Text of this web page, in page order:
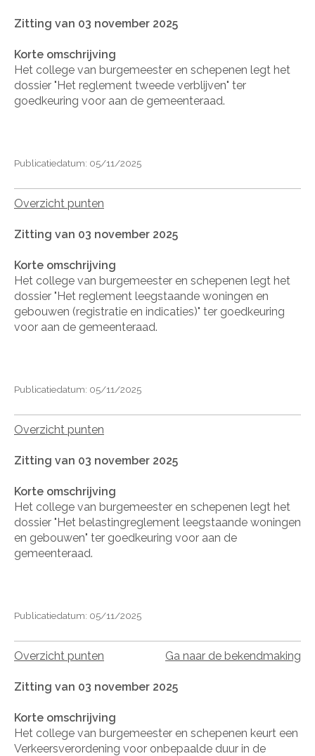
Zitting van 03 november 2025
Korte omschrijving
Het college van burgemeester en schepenen legt het
dossier "Het reglement tweede verblijven" ter
goedkeuring voor aan de gemeenteraad.
Publicatiedatum: 05/11/2025
Overzicht punten
Zitting van 03 november 2025
Korte omschrijving
Het college van burgemeester en schepenen legt het
dossier "Het reglement leegstaande woningen en
gebouwen (registratie en indicaties)" ter goedkeuring
voor aan de gemeenteraad.
Publicatiedatum: 05/11/2025
Overzicht punten
Zitting van 03 november 2025
Korte omschrijving
Het college van burgemeester en schepenen legt het
dossier "Het belastingreglement leegstaande woningen
en gebouwen" ter goedkeuring voor aan de
gemeenteraad.
Publicatiedatum: 05/11/2025
Overzicht punten Ga naar de bekendmaking
Zitting van 03 november 2025
Korte omschrijving
Het college van burgemeester en schepenen keurt een
Verkeersverordening voor onbepaalde duur in de